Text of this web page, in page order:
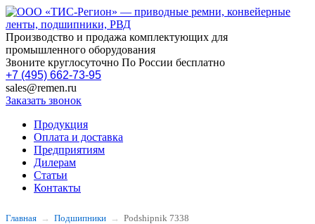
Производство и продажа комплектующих для
промышленного оборудования
Звоните круглосуточно По России бесплатно
+7 (495) 662-73-95
sales@remen.ru
Заказать звонок
Продукция
Оплата и доставка
Предприятиям
Дилерам
Статьи
Контакты
Главная Подшипники Podshipnik 7338